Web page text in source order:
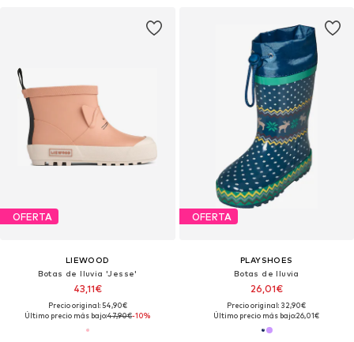
OFERTA
LIEWOOD
Botas de lluvia 'Jesse'
43,11€
Precio original: 54,90€
Último precio más bajo:47,90€-10%
OFERTA
PLAYSHOES
Botas de lluvia
26,01€
Precio original: 32,90€
Último precio más bajo:26,01€